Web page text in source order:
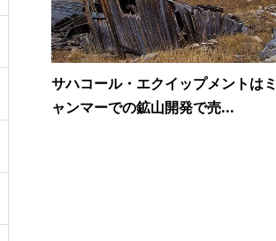
サハコール・エクイップメントはミ
ャンマーでの鉱山開発で売...